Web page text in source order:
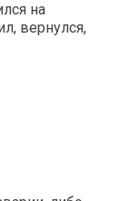
на
вернулся,